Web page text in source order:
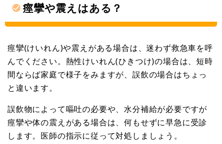
痙攣や震えはある？
痙攣(けいれん)や震えがある場合は、迷わず救急車を呼
んでください。熱性けいれん(ひきつけ)の場合は、短時
間ならば家庭で様子をみますが、誤飲の場合はちょっ
と違います。
誤飲物によって嘔吐の必要や、水分補給が必要ですが
痙攣や体の震えがある場合は、何もせずに早急に受診
します。医師の指示に従って対処しましょう。